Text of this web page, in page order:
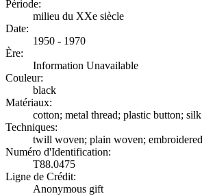
Période:
milieu du XXe siècle
Date:
1950 - 1970
Ère:
Information Unavailable
Couleur:
black
Matériaux:
cotton; metal thread; plastic button; silk
Techniques:
twill woven; plain woven;
Numéro d'Identification:
T88.0475
Ligne de Crédit:
Anonymous gift